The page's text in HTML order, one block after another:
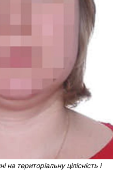
територіальну цілісність і